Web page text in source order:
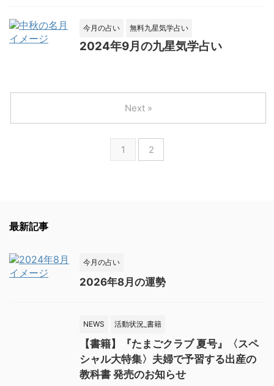
今月の占い 無料九星気学占い
2024年9月の九星気学占い
1 2
Next »
最新記事
今月の占い
2026年8月の運勢
NEWS 活動状況_書籍
【書籍】『たまごクラブ 夏号』〈スペ
シャル大特集〉夫婦で予習する出産の
教科書 発売のお知らせ